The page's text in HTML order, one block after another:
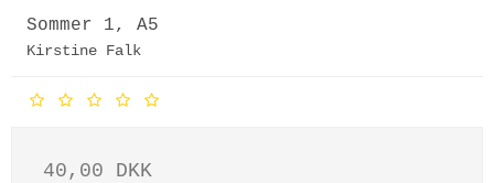
Sommer 1, A5
Kirstine Falk
40,00 DKK